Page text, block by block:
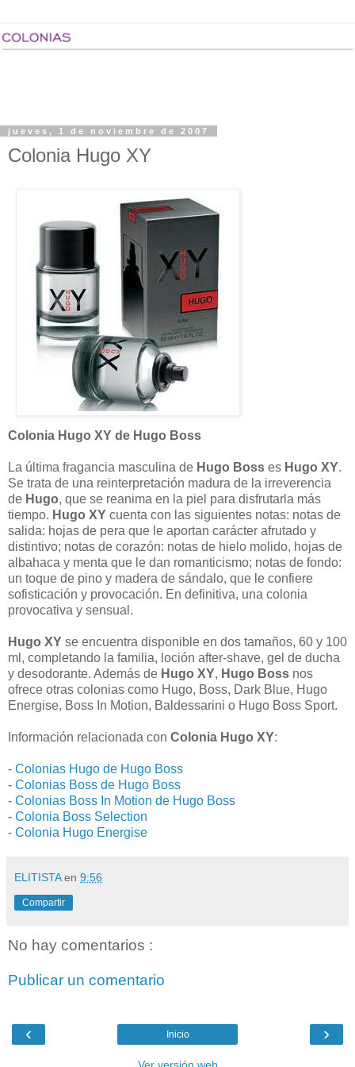
jueves, 1 de noviembre de 2007
Colonia Hugo XY
Colonia Hugo XY de Hugo Boss
La última fragancia masculina de Hugo Boss es Hugo XY.
Se trata de una reinterpretación madura de la irreverencia
de Hugo, que se reanima en la piel para disfrutarla más
tiempo. Hugo XY cuenta con las siguientes notas: notas de
salida: hojas de pera que le aportan carácter afrutado y
distintivo; notas de corazón: notas de hielo molido, hojas de
albahaca y menta que le dan romanticismo; notas de fondo:
un toque de pino y madera de sándalo, que le confiere
sofisticación y provocación. En definitiva, una colonia
provocativa y sensual.
Hugo XY se encuentra disponible en dos tamaños, 60 y 100
ml, completando la familia, loción after-shave, gel de ducha
y desodorante. Además de Hugo XY, Hugo Boss nos
ofrece otras colonias como Hugo, Boss, Dark Blue, Hugo
Energise, Boss In Motion, Baldessarini o Hugo Boss Sport.
Información relacionada con Colonia Hugo XY:
- Colonias Hugo de Hugo Boss
- Colonias Boss de Hugo Boss
- Colonias Boss In Motion de Hugo Boss
- Colonia Boss Selection
- Colonia Hugo Energise
ELITISTAen 9:56
Compartir
No hay comentarios :
Publicar un comentario
‹ ›
Inicio